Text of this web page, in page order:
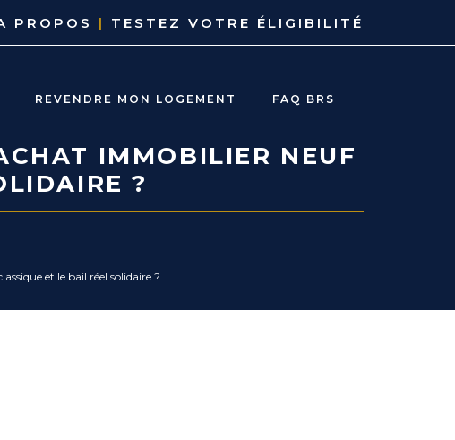
PROPOS | TESTEZ VOTRE ÉLIGIBILITÉ
REVENDRE MON LOGEMENT FAQ BRS
IMMOBILIER NEUF
?
et le bail réel solidaire ?